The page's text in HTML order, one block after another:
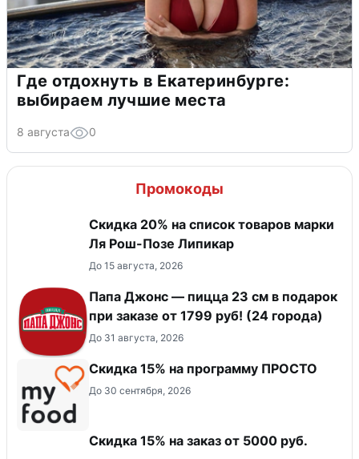
Где отдохнуть в Екатеринбурге:
выбираем лучшие места
8 августа 0
Промокоды
Скидка 20% на список товаров марки
Ля Рош-Позе Липикар
До 15 августа, 2026
Папа Джонс — пицца 23 см в подарок
при заказе от 1799 руб! (24 города)
До 31 августа, 2026
Скидка 15% на программу ПРОСТО
До 30 сентября, 2026
Скидка 15% на заказ от 5000 руб.